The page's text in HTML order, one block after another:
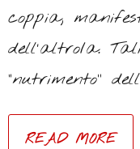
coppia,
dell’altro/a.
“nutrimento”
READ MORE